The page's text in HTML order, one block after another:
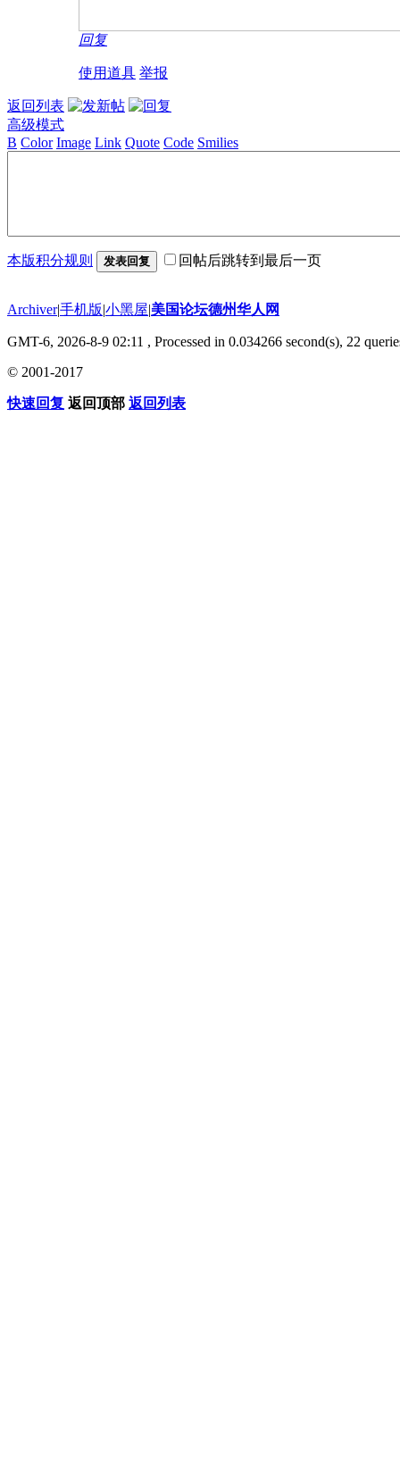
回复
使用道具 举报
返回列表
高级模式
B Color Image Link Quote Code Smilies
本版积分规则 发表回复 回帖后跳转到最后一页
Archiver|手机版|小黑屋|美国论坛德州华人网
GMT-6, 2026-8-9 02:11 , Processed in 0.034266 second(s), 22
© 2001-2017
快速回复 返回顶部 返回列表